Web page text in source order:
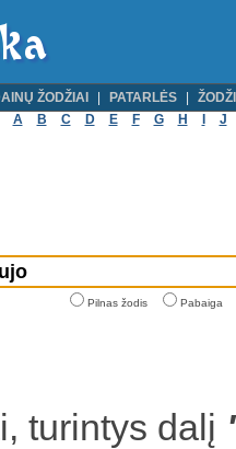
ŽODŽIAI PATARLĖS
A
B C D E F G H J
Pilnas žodis Pabaiga
turintys dalį